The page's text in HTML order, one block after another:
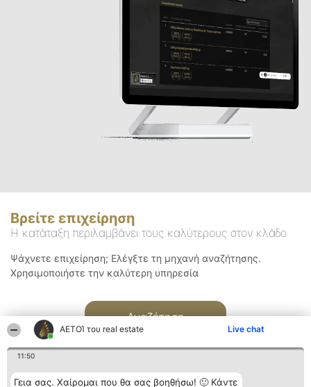
ΑΕΤΟΊ του real estate Live chat
11:50
Γεια σας. Χαίρομαι που θα σας βοηθήσω! 🙂 Κάντε
Βρείτε επιχείρηση
Η κατάταξη περιλαμβάνει τους καλύτερους στον κλάδο
Ψάχνετε επιχείρηση; Ελέγξτε τη μηχανή αναζήτησης.
Χρησιμοποιήστε την καλύτερη υπηρεσία
Αναζήτηση